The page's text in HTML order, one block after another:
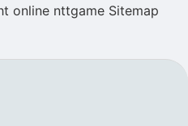
online nttgame Sitemap